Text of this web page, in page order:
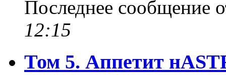
Последнее сообщение
12:15
Том 5. Аппетит